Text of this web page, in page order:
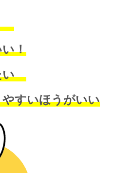
！
い
すいほうがいい